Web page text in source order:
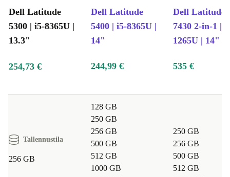
Dell Latitude
5300 | i5-8365U |
13.3"
Dell Latitude
5400 | i5-8365U |
14"
Dell Latitude
7430 2-in-1 |
1265U | 14"
254,73 € 244,99 € 535 €
Tallennustila
256 GB
128 GB
250 GB
256 GB
500 GB
512 GB
1000 GB
250 GB
256 GB
500 GB
512 GB